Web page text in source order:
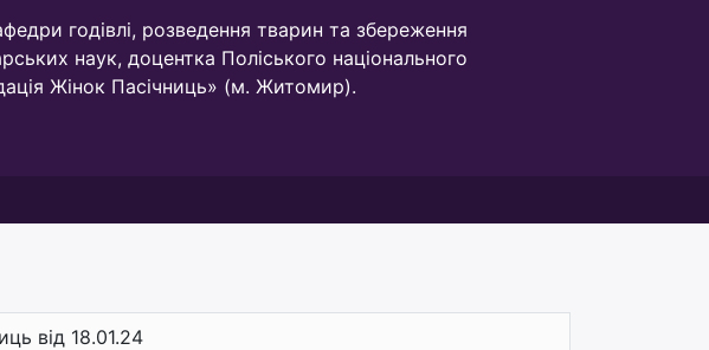
годівлі, розведення тварин та збереження
наук, доцентка Поліського національного
Жінок Пасічниць» (м. Житомир).
від 18.01.24